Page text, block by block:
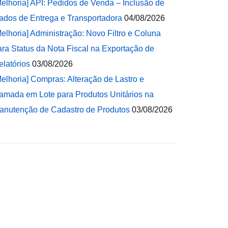
API: Pedidos de Venda – Inclusão de
de Entrega e Transportadora 04/08/2026
Administração: Novo Filtro e Coluna
Status da Nota Fiscal na Exportação de
03/08/2026
Compras: Alteração de Lastro e
em Lote para Produtos Unitários na
de Cadastro de Produtos 03/08/2026